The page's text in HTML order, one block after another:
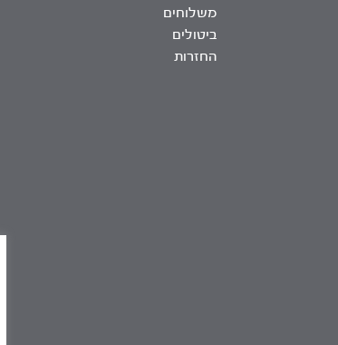
משלוחים
ביטולים
החזרות